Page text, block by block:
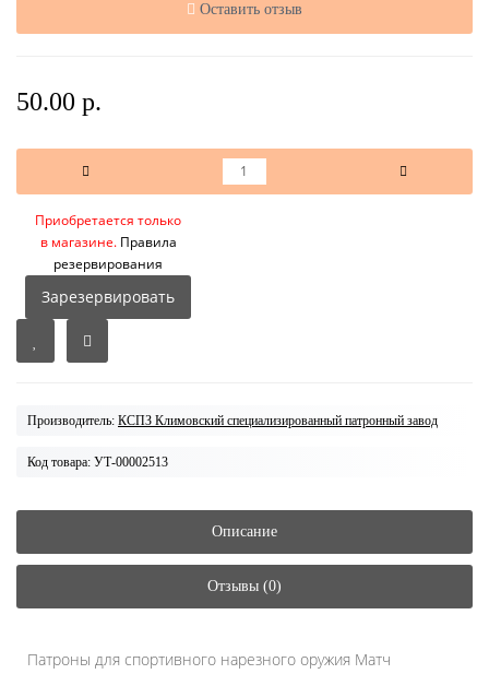
Оставить отзыв
50.00 р.
Приобретается только
в магазине.Правила
резервирования
Зарезервировать
Производитель: КСПЗ Климовский специализированный патронный завод
Код товара: УТ-00002513
Описание
Отзывы (0)
Патроны для спортивного нарезного оружия Матч